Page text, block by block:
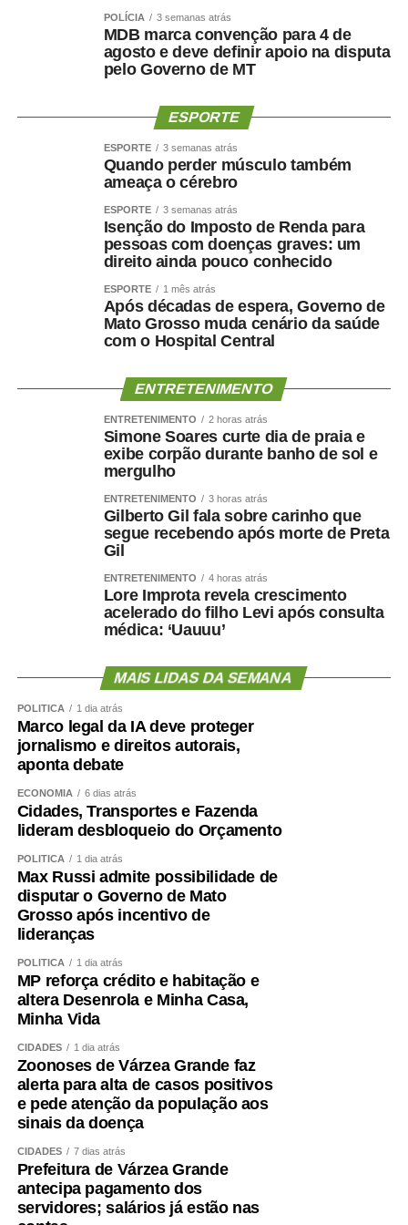
receber informações claras, corretas e precisas sobre
todas as características, os preços, as formas de
pagamento e os riscos dos produtos e serviços ofertados.
Em caso de problemas nas compras, procure
imediatamente o fornecedor do produto para a resolução
da situação. Em caso de negativa da loja, procure o
Procon mais próximo e registre sua reclamação. O
Procon Sinop reafirma seu compromisso como parceiro
de todos os pais nessa nobre missão de orientar, alertar e
educar as novas gerações para este tempo de consumo
consciente e convivência social responsável.
O Procon Sinop atende de segunda a sexta-feira, das 7h
às 13h, e está situado na Rua das Aroeiras, nº 1.116.
Contatos: 151; (66) 3520-7355 e WhatsApp: (66) 9 9998-
COMENTE ABAIXO:
WhatsApp
Facebook
Twitter
Messenger
LinkedIn
Share
POLÍCIA 3 semanas atrás
MDB marca convenção para 4 de
agosto e deve definir apoio na disputa
pelo Governo de MT
ESPORTE
ESPORTE 3 semanas atrás
Quando perder músculo também
ameaça o cérebro
ESPORTE 3 semanas atrás
Isenção do Imposto de Renda para
pessoas com doenças graves: um
direito ainda pouco conhecido
ESPORTE 1 mês atrás
Após décadas de espera, Governo de
Mato Grosso muda cenário da saúde
com o Hospital Central
ENTRETENIMENTO
ENTRETENIMENTO 2 horas atrás
Simone Soares curte dia de praia e
exibe corpão durante banho de sol e
mergulho
ENTRETENIMENTO 3 horas atrás
Gilberto Gil fala sobre carinho que
segue recebendo após morte de Preta
Gil
ENTRETENIMENTO 4 horas atrás
Lore Improta revela crescimento
acelerado do filho Levi após consulta
médica: ‘Uauuu’
MAIS LIDAS DA SEMANA
POLÍTICA 1 dia atrás
Marco legal da IA deve proteger
jornalismo e direitos autorais,
aponta debate
ECONOMIA 6 dias atrás
Cidades, Transportes e Fazenda
lideram desbloqueio do Orçamento
POLÍTICA 1 dia atrás
Max Russi admite possibilidade de
disputar o Governo de Mato
Grosso após incentivo de
lideranças
POLÍTICA 1 dia atrás
MP reforça crédito e habitação e
altera Desenrola e Minha Casa,
Minha Vida
CIDADES 1 dia atrás
Zoonoses de Várzea Grande faz
alerta para alta de casos positivos
e pede atenção da população aos
sinais da doença
CIDADES 7 dias atrás
Prefeitura de Várzea Grande
antecipa pagamento dos
servidores; salários já estão nas